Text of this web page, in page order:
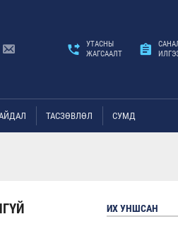
УТАСНЫ
ЖАГСААЛТ
ТАСЗӨВЛӨЛ СУМД
ИХ УНШСАН